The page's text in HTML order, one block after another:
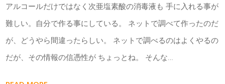
アルコールだけではなく次亜塩素酸の消毒液も 手に入れる事が
難しい。自分で作る事にしている。 ネットで調べて作ったのだ
が、どうやら間違ったらしい。 ネットで調べるのはよくやるの
だが、その情報の信憑性が ちょっとね。 そんな…